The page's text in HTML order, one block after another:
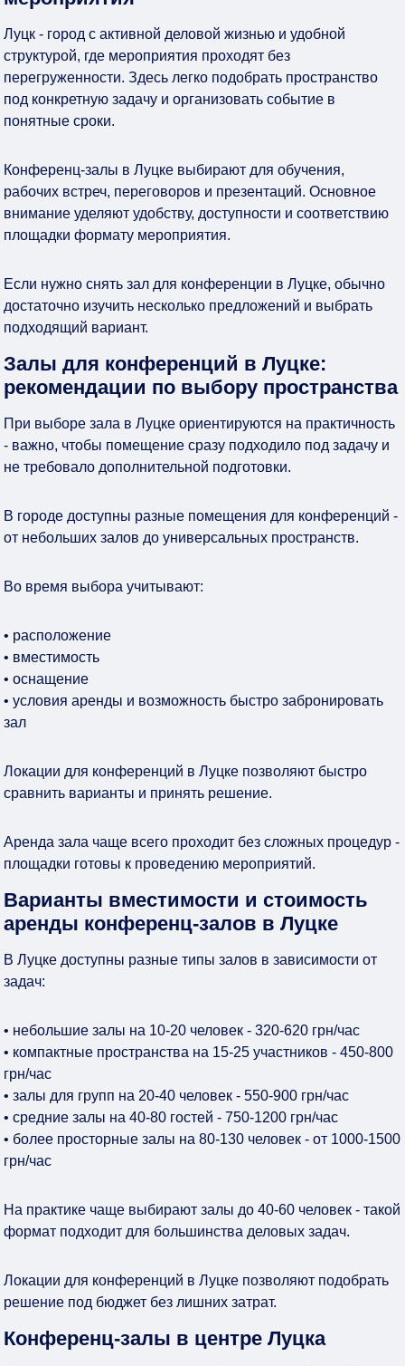
Луцк - город с активной деловой жизнью и удобной
структурой, где мероприятия проходят без
перегруженности. Здесь легко подобрать пространство
под конкретную задачу и организовать событие в
понятные сроки.
Конференц-залы в Луцке выбирают для обучения,
рабочих встреч, переговоров и презентаций. Основное
внимание уделяют удобству, доступности и соответствию
площадки формату мероприятия.
Если нужно снять зал для конференции в Луцке, обычно
достаточно изучить несколько предложений и выбрать
подходящий вариант.
Залы для конференций в Луцке:
рекомендации по выбору пространства
При выборе зала в Луцке ориентируются на практичность
- важно, чтобы помещение сразу подходило под задачу и
не требовало дополнительной подготовки.
В городе доступны разные помещения для конференций -
от небольших залов до универсальных пространств.
Во время выбора учитывают:
• расположение
• вместимость
• оснащение
• условия аренды и возможность быстро забронировать
зал
Локации для конференций в Луцке позволяют быстро
сравнить варианты и принять решение.
Аренда зала чаще всего проходит без сложных процедур -
площадки готовы к проведению мероприятий.
Варианты вместимости и стоимость
аренды конференц-залов в Луцке
В Луцке доступны разные типы залов в зависимости от
задач:
• небольшие залы на 10-20 человек - 320-620 грн/час
• компактные пространства на 15-25 участников - 450-800
грн/час
• залы для групп на 20-40 человек - 550-900 грн/час
• средние залы на 40-80 гостей - 750-1200 грн/час
• более просторные залы на 80-130 человек - от 1000-1500
грн/час
На практике чаще выбирают залы до 40-60 человек - такой
формат подходит для большинства деловых задач.
Локации для конференций в Луцке позволяют подобрать
решение под бюджет без лишних затрат.
Конференц-залы в центре Луцка